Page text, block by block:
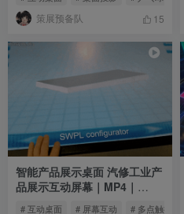
策展预备队 15
智能产品展示桌面 汽修工业产
品展示互动屏幕｜MP4｜
23.11M
# 互动桌面 # 屏幕互动 # 多点触控桌面